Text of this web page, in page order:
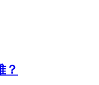
？